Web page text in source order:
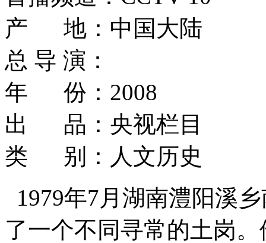
产 地：中国大陆
总 导 演：
年 份：2008
出 品：央视栏目
类 别：人文历史
1979年7月湖南澧阳溪
了一个不同寻常的土岗